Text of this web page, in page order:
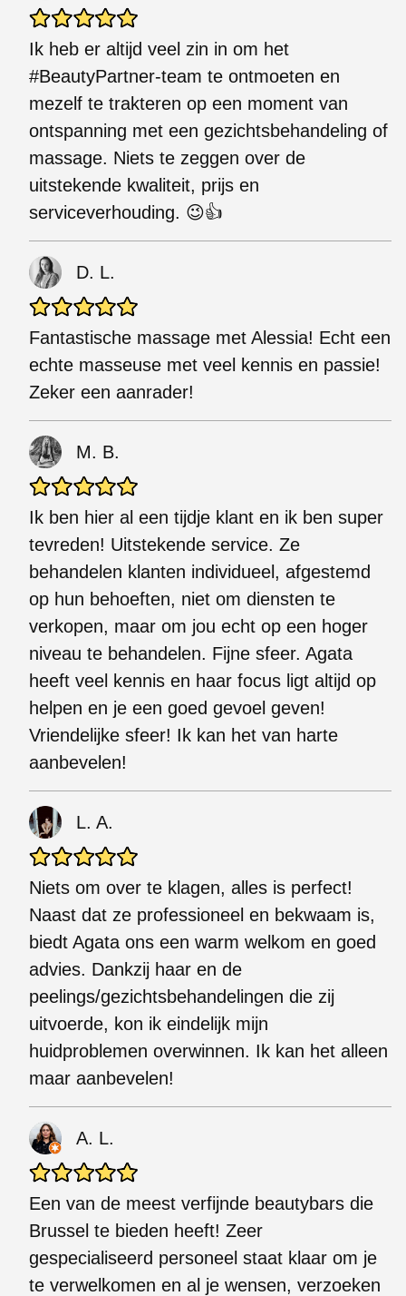
Ik heb er altijd veel zin in om het
#BeautyPartner-team te ontmoeten en
mezelf te trakteren op een moment van
ontspanning met een gezichtsbehandeling of
massage. Niets te zeggen over de
uitstekende kwaliteit, prijs en
serviceverhouding. 😉👍
D. L.
Fantastische massage met Alessia! Echt een
echte masseuse met veel kennis en passie!
Zeker een aanrader!
M. B.
Ik ben hier al een tijdje klant en ik ben super
tevreden! Uitstekende service. Ze
behandelen klanten individueel, afgestemd
op hun behoeften, niet om diensten te
verkopen, maar om jou echt op een hoger
niveau te behandelen. Fijne sfeer. Agata
heeft veel kennis en haar focus ligt altijd op
helpen en je een goed gevoel geven!
Vriendelijke sfeer! Ik kan het van harte
aanbevelen!
L. A.
Niets om over te klagen, alles is perfect!
Naast dat ze professioneel en bekwaam is,
biedt Agata ons een warm welkom en goed
advies. Dankzij haar en de
peelings/gezichtsbehandelingen die zij
uitvoerde, kon ik eindelijk mijn
huidproblemen overwinnen. Ik kan het alleen
maar aanbevelen!
A. L.
Een van de meest verfijnde beautybars die
Brussel te bieden heeft! Zeer
gespecialiseerd personeel staat klaar om je
te verwelkomen en al je wensen, verzoeken